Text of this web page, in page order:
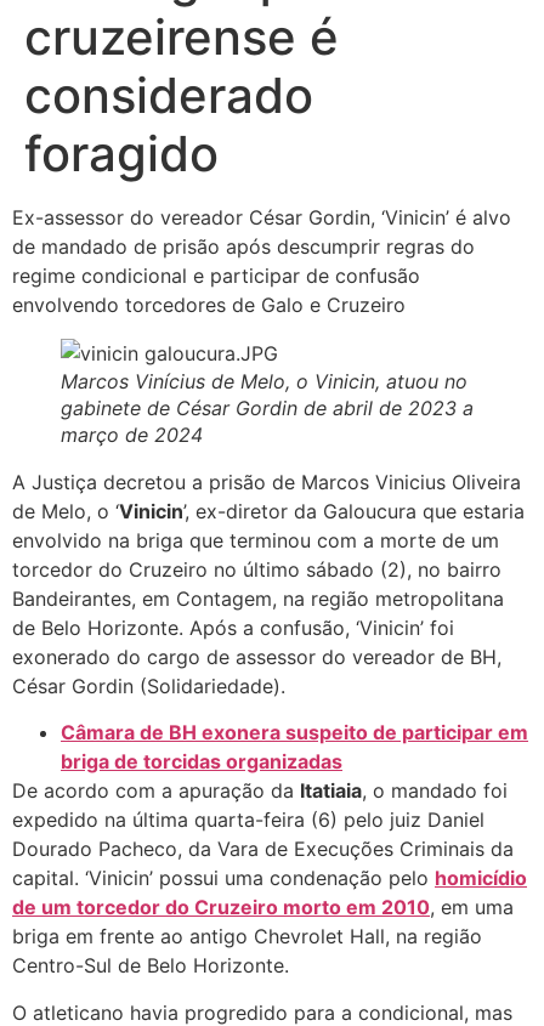
cruzeirense é
considerado
foragido
Ex-assessor do vereador César Gordin, ‘Vinicin’ é alvo
de mandado de prisão após descumprir regras do
regime condicional e participar de confusão
envolvendo torcedores de Galo e Cruzeiro
Marcos Vinícius de Melo, o Vinicin, atuou no
gabinete de César Gordin de abril de 2023 a
março de 2024
A Justiça decretou a prisão de Marcos Vinicius Oliveira
de Melo, o ‘Vinicin’, ex-diretor da Galoucura que estaria
envolvido na briga que terminou com a morte de um
torcedor do Cruzeiro no último sábado (2), no bairro
Bandeirantes, em Contagem, na região metropolitana
de Belo Horizonte. Após a confusão, ‘Vinicin’ foi
exonerado do cargo de assessor do vereador de BH,
César Gordin (Solidariedade).
Câmara de BH exonera suspeito de participar em
briga de torcidas organizadas
De acordo com a apuração da Itatiaia, o mandado foi
expedido na última quarta-feira (6) pelo juiz Daniel
Dourado Pacheco, da Vara de Execuções Criminais da
capital. ‘Vinicin’ possui uma condenação pelo homicídio
de um torcedor do Cruzeiro morto em 2010, em uma
briga em frente ao antigo Chevrolet Hall, na região
Centro-Sul de Belo Horizonte.
O atleticano havia progredido para a condicional, mas